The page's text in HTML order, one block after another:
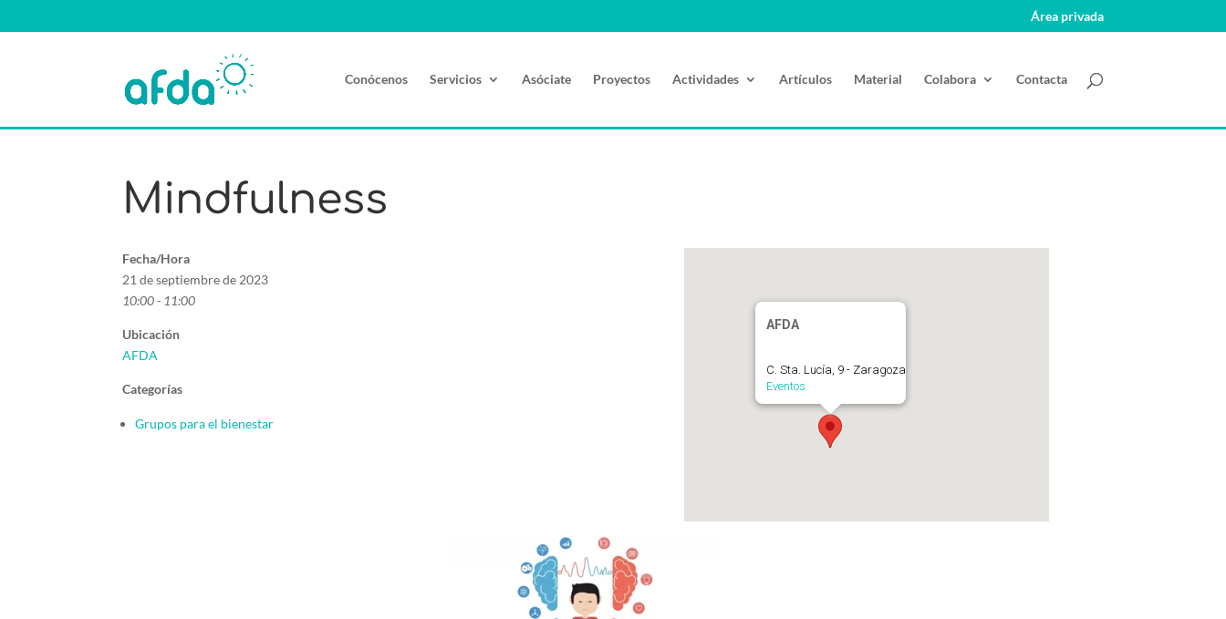
Área privada
Conócenos Servicios Asóciate Proyectos Actividades Artículos Material Colabora Contacta
Mindfulness
AFDA
C. Sta. Lucía, 9 - Zaragoza
Eventos
Fecha/Hora
21 de septiembre de 2023
10:00 - 11:00
Ubicación
AFDA
Categorías
Grupos para el bienestar